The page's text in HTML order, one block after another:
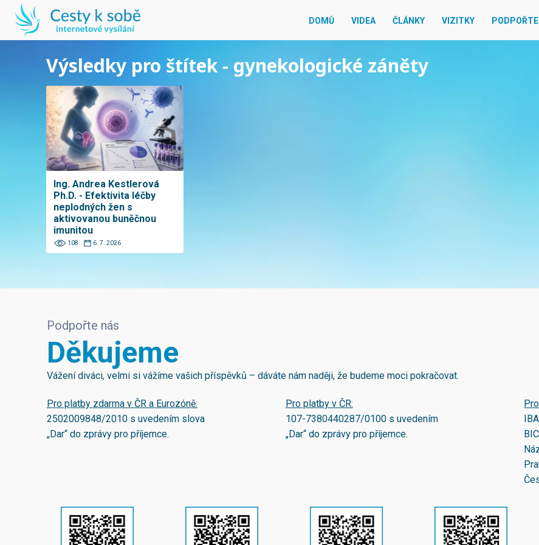
DOMŮ VIDEA ČLÁNKY VIZITKY
Výsledky pro štítek - gynekologické záněty
Ing. Andrea Kestlerová
Ph.D. - Efektivita léčby
neplodných žen s
aktivovanou buněčnou
imunitou
108 6. 7. 2026
Podpořte nás
Děkujeme
Vážení diváci, velmi si vážíme vašich příspěvků – dáváte nám naději, že budeme moci pokračovat.
Pro platby zdarma v ČR a Eurozóně:
2502009848/2010 s uvedením slova
„Dar“ do zprávy pro příjemce.
Pro platby v ČR:
107-7380440287/0100s uvedením
„Dar“ do zprávy pro příjemce.